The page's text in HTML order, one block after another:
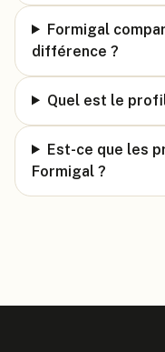
Formigal
différence ?
Quel est le
Est-ce que les
Formigal ?